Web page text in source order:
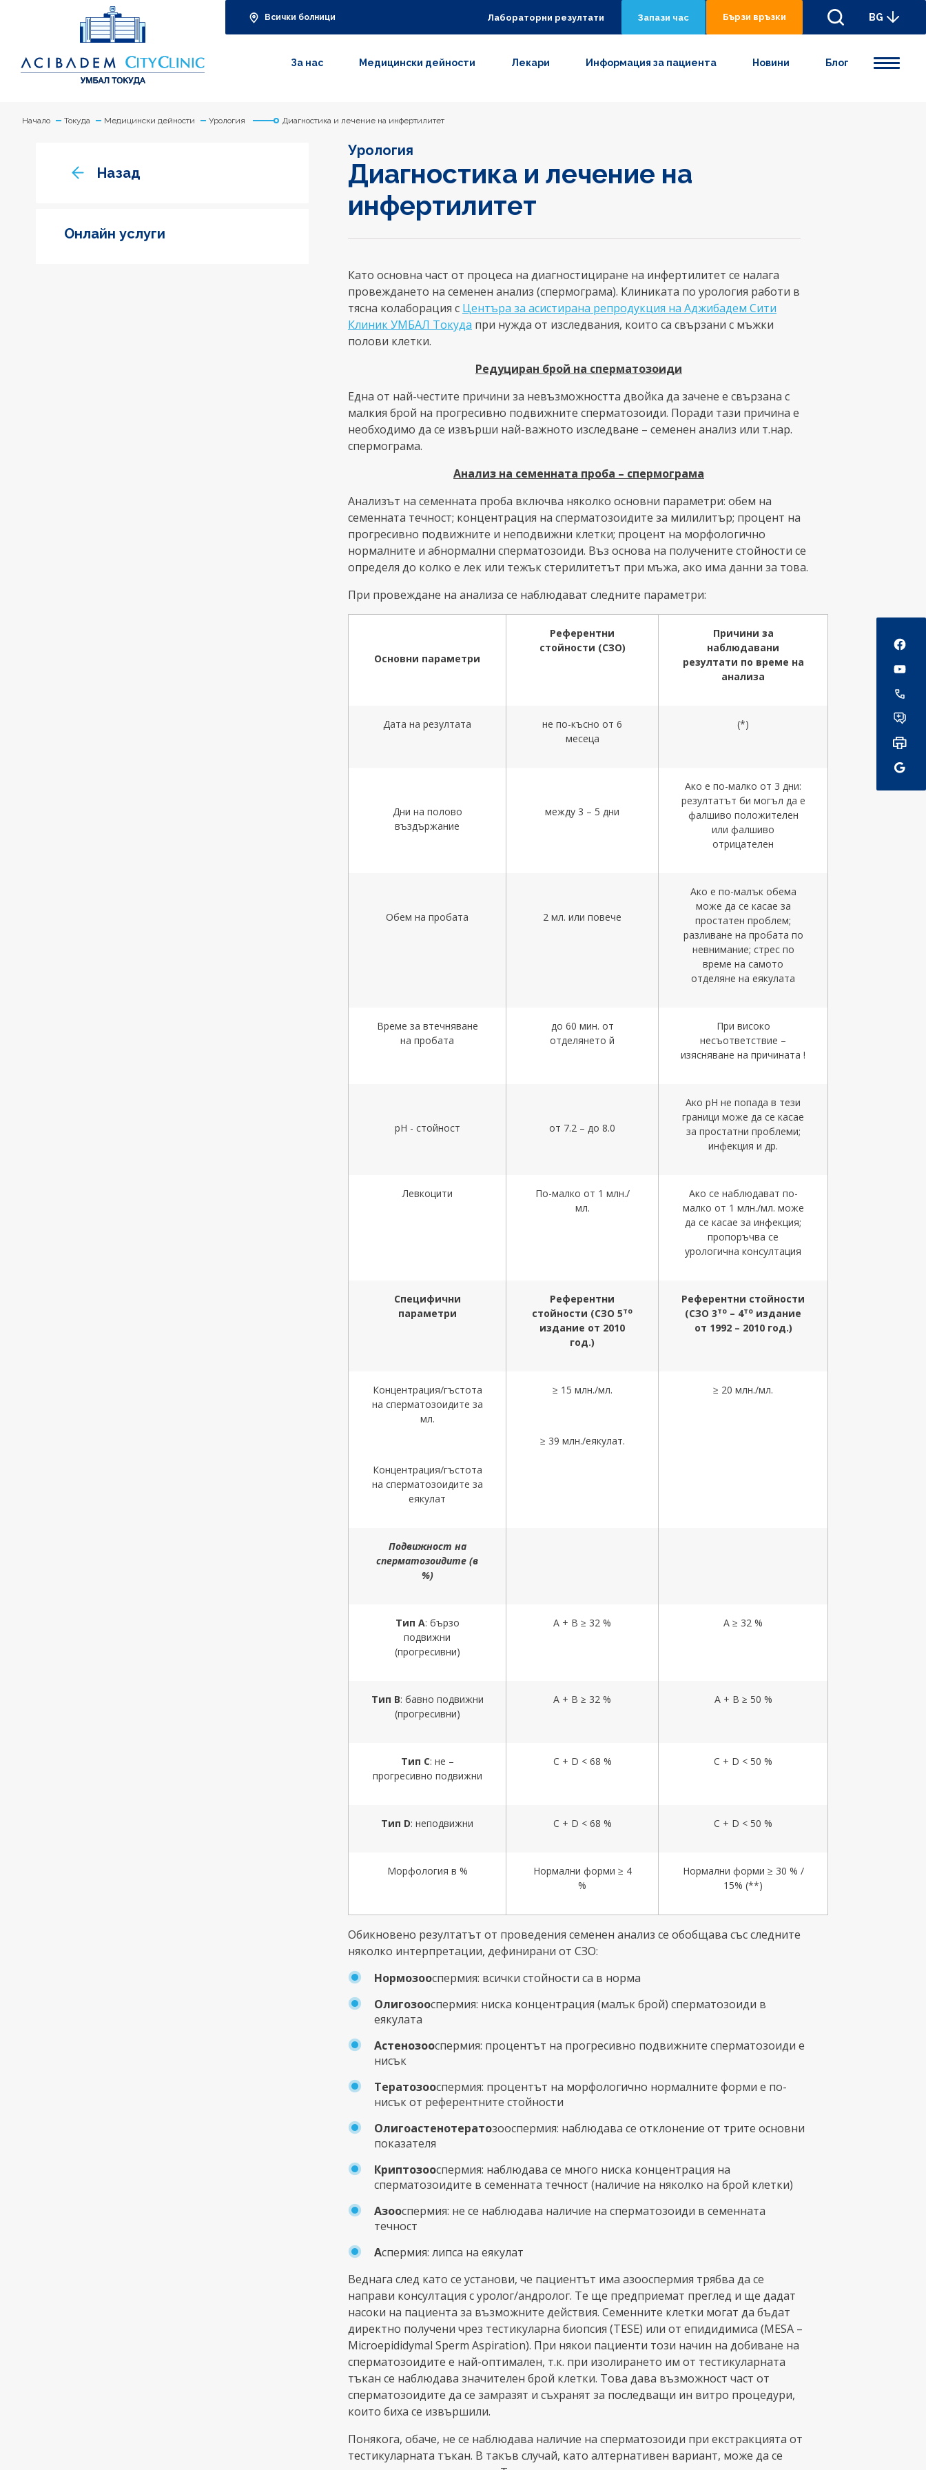
Всички болници Лабораторни резултати Запази час Бързи връзки BG
За нас Медицински дейности Лекари Информация за пациента Новини Блог
Начало Токуда Медицински дейности Урология Диагностика и лечение на инфертилитет
Назад
Онлайн услуги
Урология
Диагностика и лечение на
инфертилитет
Като основна част от процеса на диагностициране на инфертилитет се налага
провеждането на семенен анализ (спермограма). Клиниката по урология работи в
тясна колаборация с Центъра за асистирана репродукция на Аджибадем Сити
Клиник УМБАЛ Токуда при нужда от изследвания, които са свързани с мъжки
полови клетки.
Редуциран брой на сперматозоиди
Една от най-честите причини за невъзможността двойка да зачене е свързана с
малкия брой на прогресивно подвижните сперматозоиди. Поради тази причина е
необходимо да се извърши най-важното изследване – семенен анализ или т.нар.
спермограма.
Анализ на семенната проба – спермограма
Анализът на семенната проба включва няколко основни параметри: обем на
семенната течност; концентрация на сперматозоидите за милилитър; процент на
прогресивно подвижните и неподвижни клетки; процент на морфологично
нормалните и абнормални сперматозоиди. Въз основа на получените стойности се
определя до колко е лек или тежък стерилитетът при мъжа, ако има данни за това.
При провеждане на анализа се наблюдават следните параметри:
Основни параметри
Референтни
стойности (СЗО)
Причини за
наблюдавани
резултати по време на
анализа
Дата на резултата
не по-късно от 6
месеца
(*)
Дни на полово
въздържание
между 3 – 5 дни
Ако е по-малко от 3 дни:
резултатът би могъл да е
фалшиво положителен
или фалшиво
отрицателен
Обем на пробата 2 мл. или повече
Ако е по-малък обема
може да се касае за
простатен проблем;
разливане на пробата по
невнимание; стрес по
време на самото
отделяне на еякулата
Време за втечняване
на пробата
до 60 мин. от
отделянето й
При високо
несъответствие –
изясняване на причината !
рН - стойност от 7.2 – до 8.0
Ако рН не попада в тези
граници може да се касае
за простатни проблеми;
инфекция и др.
Левкоцити
По-малко от 1 млн./
мл.
Ако се наблюдават по-
малко от 1 млн./мл. може
да се касае за инфекция;
пропоръчва се
урологична консултация
Специфични
параметри
Референтни
стойности (СЗО 5то
издание от 2010
год.)
Референтни стойности
(СЗО 3то – 4то издание
от 1992 – 2010 год.)
Концентрация/гъстота
на сперматозоидите за
мл.
Концентрация/гъстота
на сперматозоидите за
еякулат
≥ 15 млн./мл.
≥ 39 млн./еякулат.
≥ 20 млн./мл.
Подвижност на
сперматозоидите (в
%)
Тип А: бързо
подвижни
(прогресивни)
A + B ≥ 32 % A ≥ 32 %
Тип В: бавно подвижни
(прогресивни)
A + B ≥ 32 % A + B ≥ 50 %
Тип С: не –
прогресивно подвижни
C + D < 68 % C + D < 50 %
Тип D: неподвижни C + D < 68 % C + D < 50 %
Морфология в %
Нормални форми ≥ 4
%
Нормални форми ≥ 30 % /
15% (**)
Обикновено резултатът от проведения семенен анализ се обобщава със следните
няколко интерпретации, дефинирани от СЗО:
Нормозооспермия: всички стойности са в норма
Олигозооспермия: ниска концентрация (малък брой) сперматозоиди в
еякулата
Астенозооспермия: процентът на прогресивно подвижните сперматозоиди е
нисък
Тератозооспермия: процентът на морфологично нормалните форми е по-
нисък от референтните стойности
Олигоастенотератозооспермия: наблюдава се отклонение от трите основни
показателя
Криптозооспермия: наблюдава се много ниска концентрация на
сперматозоидите в семенната течност (наличие на няколко на брой клетки)
Азооспермия: не се наблюдава наличие на сперматозоиди в семенната
течност
Аспермия: липса на еякулат
Веднага след като се установи, че пациентът има азооспермия трябва да се
направи консултация с уролог/андролог. Те ще предприемат преглед и ще дадат
насоки на пациента за възможните действия. Семенните клетки могат да бъдат
директно получени чрез тестикуларна биопсия (TESE) или от епидидимиса (MESA –
Microepididymal Sperm Aspiration). При някои пациенти този начин на добиване на
сперматозоидите е най-оптимален, т.к. при изолирането им от тестикуларната
тъкан се наблюдава значителен брой клетки. Това дава възможност част от
сперматозоидите да се замразят и съхранят за последващи ин витро процедури,
които биха се извършили.
Понякога, обаче, не се наблюдава наличие на сперматозоиди при екстракцията от
тестикуларната тъкан. В такъв случай, като алтернативен вариант, може да се